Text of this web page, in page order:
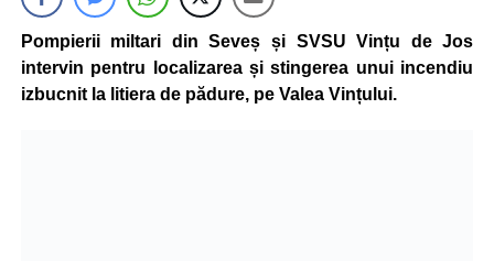
Pompierii miltari din Seveș și SVSU Vințu de Jos
intervin pentru localizarea și stingerea unui incendiu
izbucnit la litiera de pădure, pe Valea Vințului.